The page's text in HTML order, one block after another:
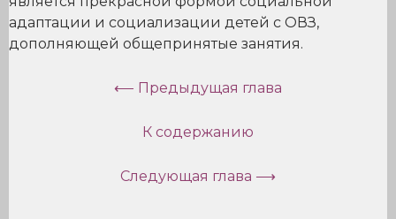
адаптации и социализации детей с ОВЗ,
дополняющей общепринятые занятия.
⟵ Предыдущая глава
К содержанию
Следующая глава ⟶